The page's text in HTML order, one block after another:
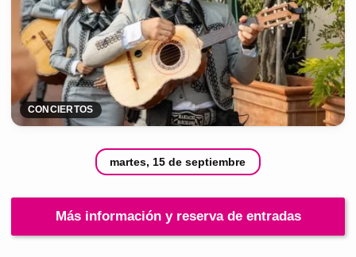
CONCIERTOS
martes, 15 de septiembre
Más información y reserva de entradas